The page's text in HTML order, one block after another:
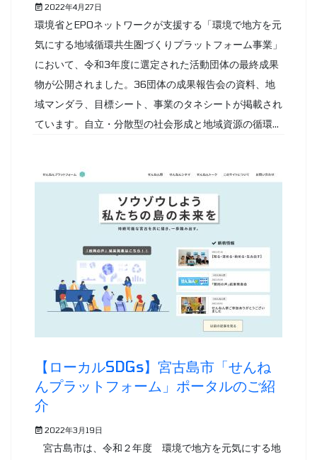
2022年4月27日
環境省とEPOネットワークが支援する「環境で地方を元
気にする地域循環共生圏づくりプラットフォーム事業」
において、令和3年度に選定された活動団体の最終成果
物が公開されました。36団体の成果報告会の資料、地
域マンダラ、目標シート、事業のタネシートが掲載され
ています。自立・分散型の社会形成と地域資源の循環...
【ローカルSDGs】宮古島市「せんね
んプラットフォーム」ポータルのご紹
介
2022年3月19日
宮古島市は、令和２年度 環境で地方を元気にする地